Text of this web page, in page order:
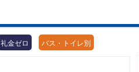
礼金ゼロ バス・トイレ別